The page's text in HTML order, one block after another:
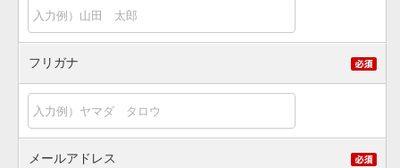
フリガナ
メールアドレス